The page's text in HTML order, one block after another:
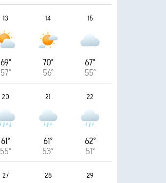
13
69°
57°
14
70°
56°
15
67°
55°
20
61°
55°
21
61°
53°
22
62°
51°
27 28 29